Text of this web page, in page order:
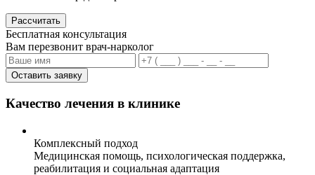
Рассчитать
Бесплатная консультация
Вам перезвонит врач-нарколог
Оставить заявку
Качество лечения в клинике
Комплексный подход
Медицинская помощь, психологическая поддержка,
реабилитация и социальная адаптация